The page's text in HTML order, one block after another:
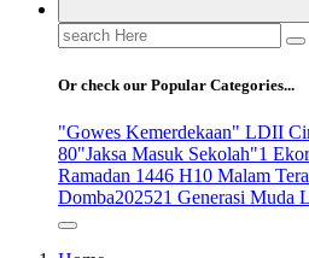
Search
for:
Or check our Popular Categories...
"Gowes Kemerdekaan" LDII
80"Jaksa Masuk Sekolah"1
Ramadan 1446 H10 Malam
Domba202521 Generasi Muda